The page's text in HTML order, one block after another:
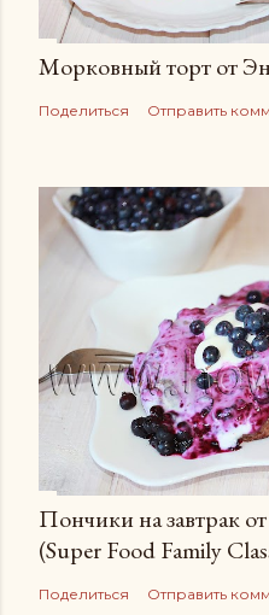
Морковный торт от
Поделиться Отправить
Пончики на завтрак
(Super Food Family
Поделиться Отправить